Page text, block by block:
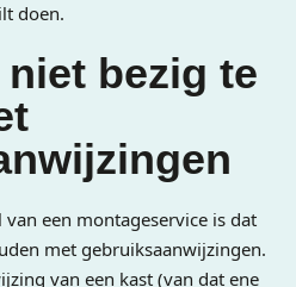
doen.
bezig te
een montageservice is dat
met gebruiksaanwijzingen.
van een kast (van dat ene